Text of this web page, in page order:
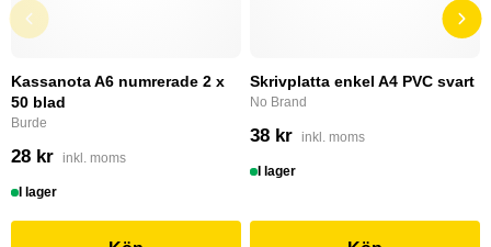
Kassanota A6 numrerade 2 x
50 blad
Burde
28 kr inkl. moms
I lager
Skrivplatta enkel A4 PVC svart
No Brand
38 kr inkl. moms
I lager